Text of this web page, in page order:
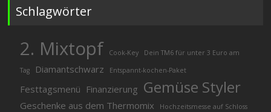
Schlagwörter
2. Mixtopf Cook-Key Dein TM6 für unter 3 Euro am
Tag Diamantschwarz Entspannt-kochen-Paket
Festtagsmenü Finanzierung Gemüse Styler
Geschenke aus dem Thermomix Hochzeitsmesse auf Schloss